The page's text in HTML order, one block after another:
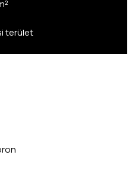
terület